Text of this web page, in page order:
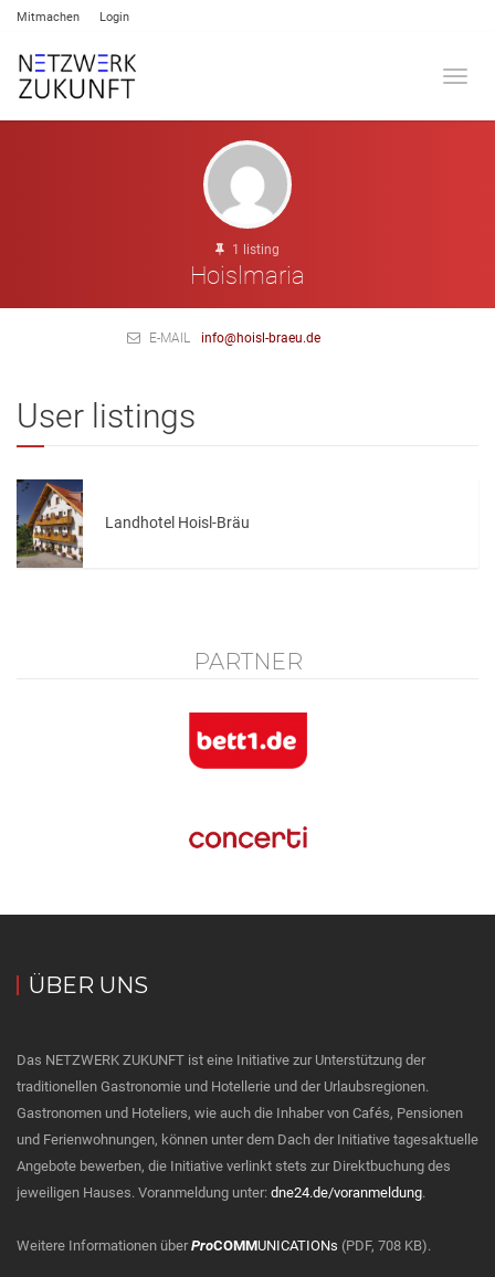
Mitmachen Login
1 listing
Hoislmaria
E-MAIL info@hoisl-braeu.de
User listings
Landhotel Hoisl-Bräu
PARTNER
ÜBER UNS
Das NETZWERK ZUKUNFT ist eine Initiative zur Unterstützung der
traditionellen Gastronomie und Hotellerie und der Urlaubsregionen.
Gastronomen und Hoteliers, wie auch die Inhaber von Cafés, Pensionen
und Ferienwohnungen, können unter dem Dach der Initiative tagesaktuelle
Angebote bewerben, die Initiative verlinkt stets zur Direktbuchung des
jeweiligen Hauses. Voranmeldung unter: dne24.de/voranmeldung.
Weitere Informationen überProCOMMUNICATIONs (PDF, 708 KB).